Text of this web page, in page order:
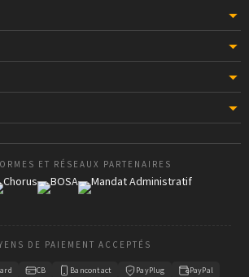
ET RÉSEAUX PARTENAIRES
DE PAIEMENT ACCEPTÉS
CB Bancontact PayPlug
PayPal